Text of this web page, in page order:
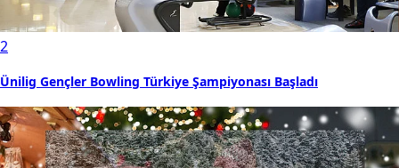
2
Ünilig Gençler Bowling Türkiye Şampiyonası Başladı